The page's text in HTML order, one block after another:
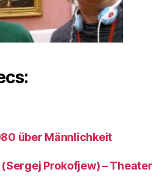
über Männlichkeit
Prokofjew) – Theater